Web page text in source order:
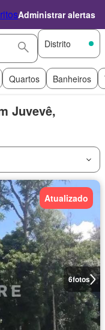
Administrar alertas
Distrito
Quartos Banheiros
Juvevê,
6fotos
Atualizado